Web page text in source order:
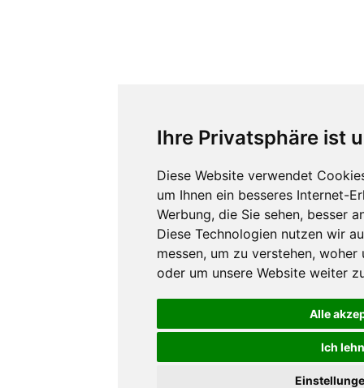
Ihre Privatsphäre ist
Diese Website verwendet
um Ihnen ein besseres Internet-
Werbung, die Sie sehen, besser
Diese Technologien nutzen wir
messen, um zu verstehen, woher
oder um unsere Website weiter
Alle
Ich